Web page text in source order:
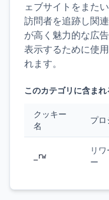
ェブサイトをまた
訪問者を追跡し関
が高く魅力的な広
表示するために使
れます。
このカテゴリに含まれ
クッキー
名
プロ
_rw
リ
ー